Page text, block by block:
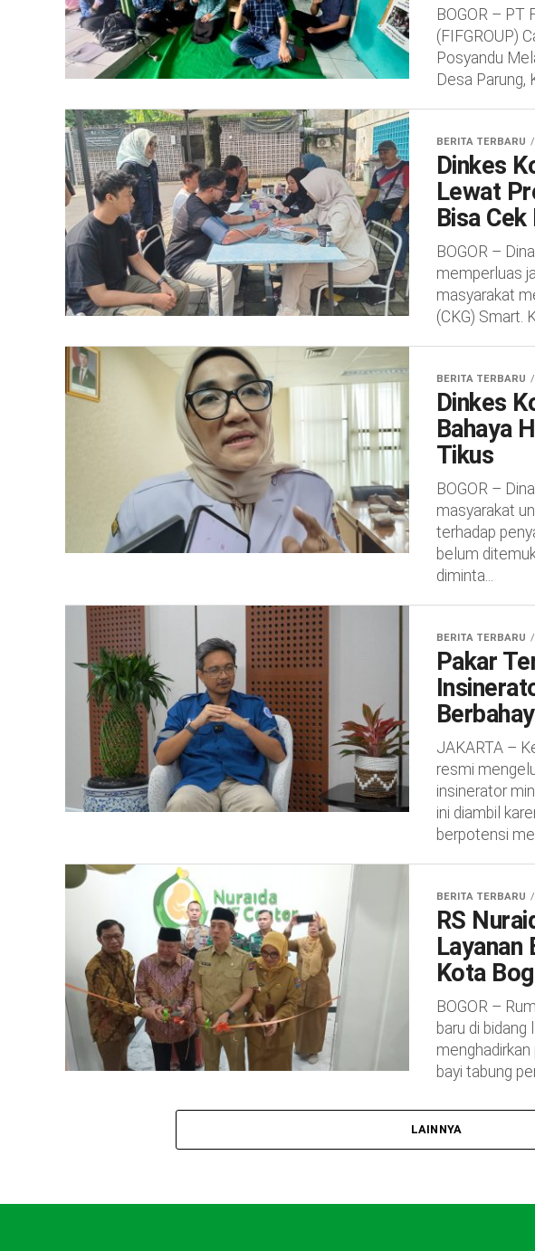
BOGOR – PT
(FIFGROUP)
Posyandu
Desa Parung,
BERITA TERBARU
Dinkes
Lewat
Bisa
BOGOR –
memperluas
masyarakat
(CKG) Smart.
BERITA TERBARU
Dinkes
Bahaya
Tikus
BOGOR –
masyarakat
terhadap
belum
diminta...
BERITA TERBARU
Pakar
JAKARTA –
resmi
insinerator
ini diambil
berpotensi
BERITA TERBARU
RS
Layanan
Kota
BOGOR –
baru di
bayi tabung
LAINNYA